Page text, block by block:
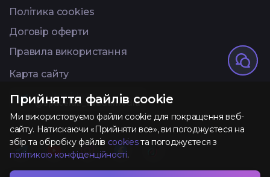
Політика cookies
Договір оферти
Правила використання
Карта сайту
Available on Telegram
@spacelab_avadamedia
Прийняття файлів cookie
Ми використовуємо файли cookie для покращення веб-
сайту. Натискаючи «Прийняти все», ви погоджуєтеся на
збір та обробку файлів cookiesта погоджуєтеся з
політикою конфіденційності.